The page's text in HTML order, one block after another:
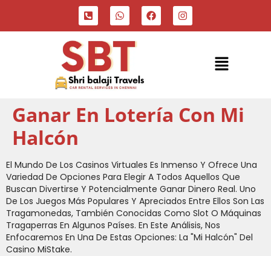
Ganar En Lotería Con Mi
Halcón
El Mundo De Los Casinos Virtuales Es Inmenso Y Ofrece Una
Variedad De Opciones Para Elegir A Todos Aquellos Que
Buscan Divertirse Y Potencialmente Ganar Dinero Real. Uno
De Los Juegos Más Populares Y Apreciados Entre Ellos Son Las
Tragamonedas, También Conocidas Como Slot O Máquinas
Tragaperras En Algunos Países. En Este Análisis, Nos
Enfocaremos En Una De Estas Opciones: La "Mi Halcón" Del
Casino MiStake.